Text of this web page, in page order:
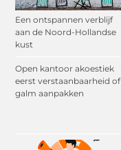
Een ontspannen verblijf
aan de Noord-Hollandse
kust
Open kantoor akoestiek
eerst verstaanbaarheid of
galm aanpakken